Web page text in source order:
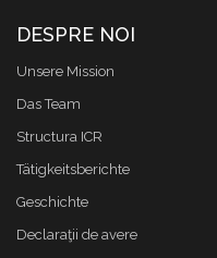
DESPRE NOI
Unsere Mission
Das Team
Structura ICR
Tätigkeitsberichte
Geschichte
Declaraţii de avere